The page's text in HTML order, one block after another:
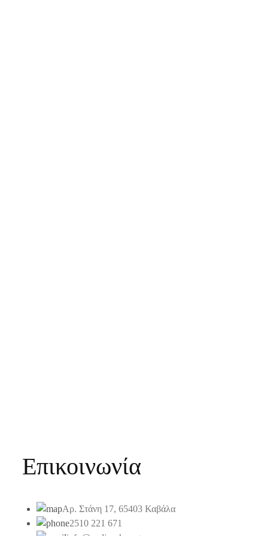
Επικοινωνία
Αρ. Στάνη 17, 65403 Καβάλα
2510 221 671